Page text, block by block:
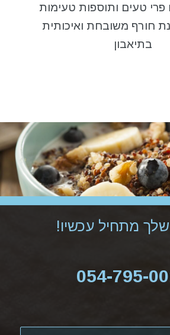
פרי טעים ותוספות טעימות
חורף משובחת ואיכותית
בתיאבון
שלך מתחיל עכשיו!
054-795-